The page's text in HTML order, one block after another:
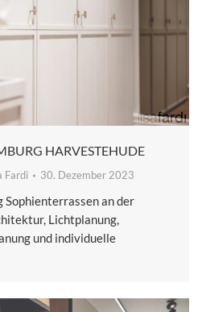
HARVESTEHUDE
Fardi 30. Dezember 2023
Sophienterrassen an der
Lichtplanung,
und individuelle